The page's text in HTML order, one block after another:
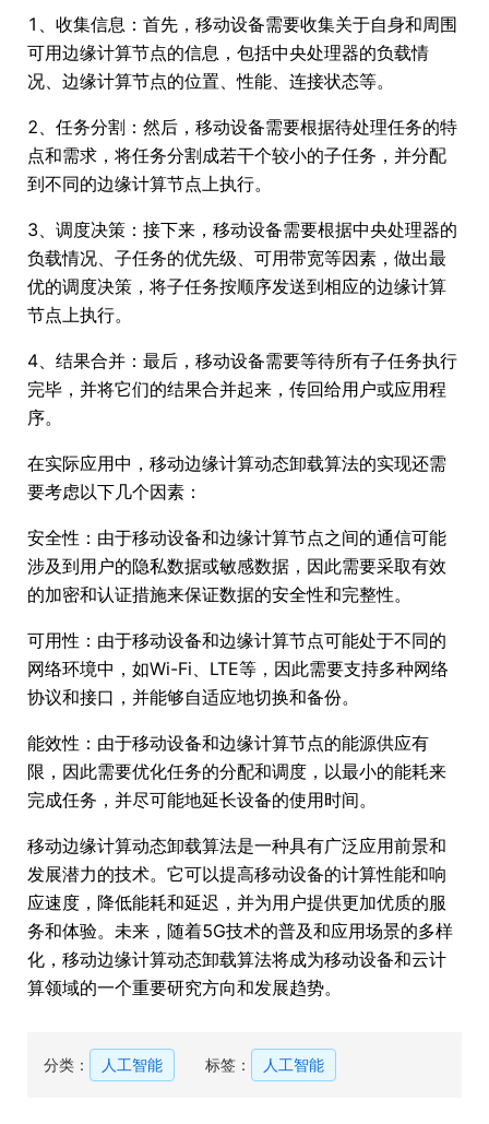
1、收集信息：首先，移动设备需要收集关于自身和周围
可用边缘计算节点的信息，包括中央处理器的负载情
况、边缘计算节点的位置、性能、连接状态等。
2、任务分割：然后，移动设备需要根据待处理任务的特
点和需求，将任务分割成若干个较小的子任务，并分配
到不同的边缘计算节点上执行。
3、调度决策：接下来，移动设备需要根据中央处理器的
负载情况、子任务的优先级、可用带宽等因素，做出最
优的调度决策，将子任务按顺序发送到相应的边缘计算
节点上执行。
4、结果合并：最后，移动设备需要等待所有子任务执行
完毕，并将它们的结果合并起来，传回给用户或应用程
序。
在实际应用中，移动边缘计算动态卸载算法的实现还需
要考虑以下几个因素：
安全性：由于移动设备和边缘计算节点之间的通信可能
涉及到用户的隐私数据或敏感数据，因此需要采取有效
的加密和认证措施来保证数据的安全性和完整性。
可用性：由于移动设备和边缘计算节点可能处于不同的
网络环境中，如Wi-Fi、LTE等，因此需要支持多种网络
协议和接口，并能够自适应地切换和备份。
能效性：由于移动设备和边缘计算节点的能源供应有
限，因此需要优化任务的分配和调度，以最小的能耗来
完成任务，并尽可能地延长设备的使用时间。
移动边缘计算动态卸载算法是一种具有广泛应用前景和
发展潜力的技术。它可以提高移动设备的计算性能和响
应速度，降低能耗和延迟，并为用户提供更加优质的服
务和体验。未来，随着5G技术的普及和应用场景的多样
化，移动边缘计算动态卸载算法将成为移动设备和云计
算领域的一个重要研究方向和发展趋势。
分类： 人工智能 标签： 人工智能